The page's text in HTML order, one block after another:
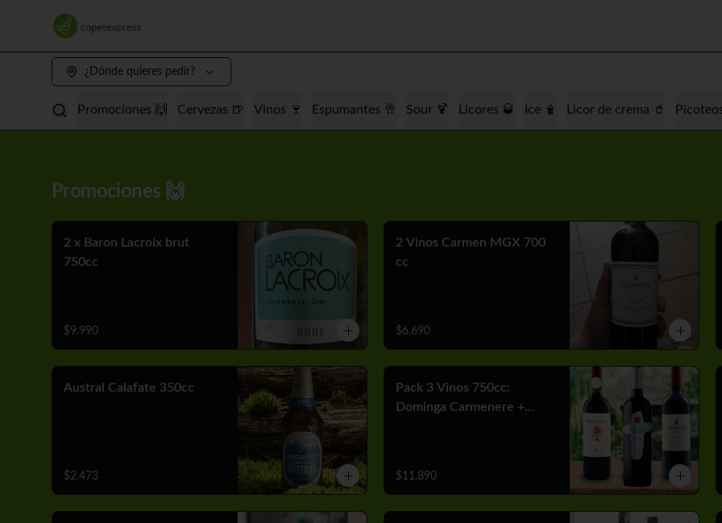
¿Dónde quieres pedir?
Promociones 🙌 Cervezas 🍺 Vinos 🍷 Espumantes 🥂 Sour 🍹 Licores 🥃 Ice 🧋 Licor de crema 🥤
Promociones 🙌
2 x Baron Lacroix brut
750cc
$9.990
2 Vinos Carmen MGX 700
cc
$6.690
Austral Calafate 350cc
$2.473
Pack 3 Vinos 750cc:
Dominga Carmenere +
$11.890